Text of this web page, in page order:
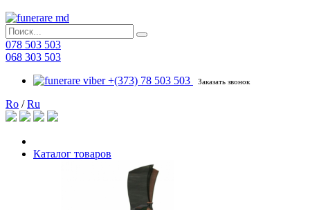
078 503 503
068 303 503
+(373) 78 503 503
Заказать звонок
Ro /Ru
Каталог товаров